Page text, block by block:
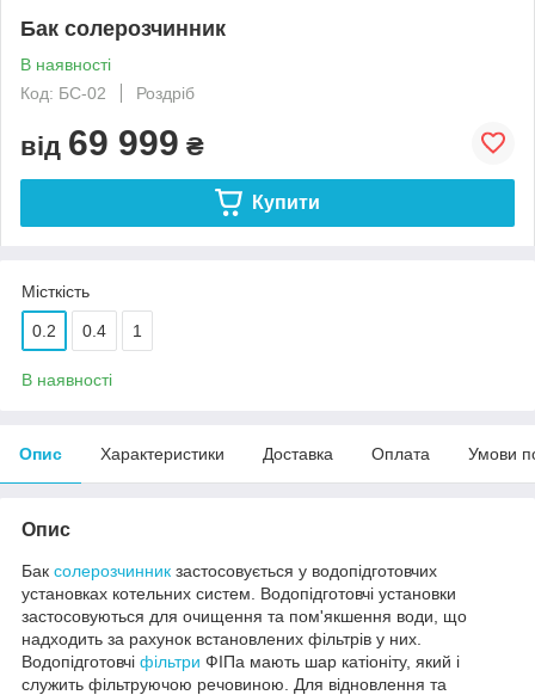
Бак солерозчинник
В наявності
Код: БС-02
Роздріб
від 69 999 ₴
Купити
Місткість
0.2 0.4 1
В наявності
Опис Характеристики Доставка Оплата Умови
Опис
Бак солерозчинник застосовується у водопідготовчих
установках котельних систем. Водопідготовчі установки
застосовуються для очищення та пом'якшення води, що
надходить за рахунок встановлених фільтрів у них.
Водопідготовчі фільтри ФІПа мають шар катіоніту, який і
служить фільтруючою речовиною. Для відновлення та